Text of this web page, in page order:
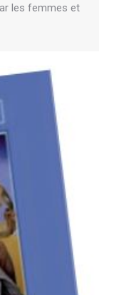
les femmes et